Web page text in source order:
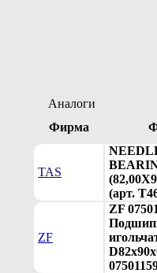
Аналоги
Фирма
TAS
(арт.
ZF
ZF